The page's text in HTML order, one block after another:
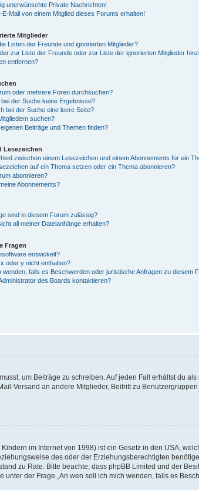
unerwünschte Private Nachrichten!
E-Mail von einem Mitglied dieses Forums erhalten!
Mitglieder
Listen der Freunde und ignorierten Mitglieder?
zur Liste der Freunde oder zur Liste der ignorierten Mitglieder
entfernen?
oder mehrere Foren durchsuchen?
der Suche keine Ergebnisse?
bei der Suche eine leere Seite?
suchen?
Beiträge und Themen finden?
Lesezeichen
zwischen einem Lesezeichen und einem Abonnements für ein
auf ein Thema setzen oder ein Thema abonnieren?
abonnieren?
Abonnements?
sind in diesem Forum zulässig?
all meiner Dateianhänge erhalten?
Fragen
entwickelt?
oder y nicht enthalten?
wenden, falls es Beschwerden oder juristische Anfragen zu diesem
des Boards kontaktieren?
um Beiträge zu schreiben. Auf jeden Fall erhältst du
Versand an andere Mitglieder, Beitritt zu
im Internet von 1998) ist ein Gesetz in den USA,
des oder der Erziehungsberechtigten
zu Rate. Bitte beachte, dass phpBB Limited und der
der Frage „An wen soll ich mich wenden, falls es